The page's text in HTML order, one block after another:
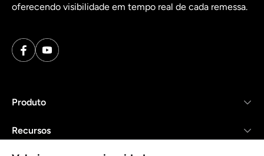
oferecendo visibilidade em tempo real de cada remessa.
Produto
Recursos